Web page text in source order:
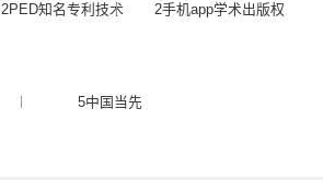
2PED知名专利技术 2手机app学术出版权
5中国当先